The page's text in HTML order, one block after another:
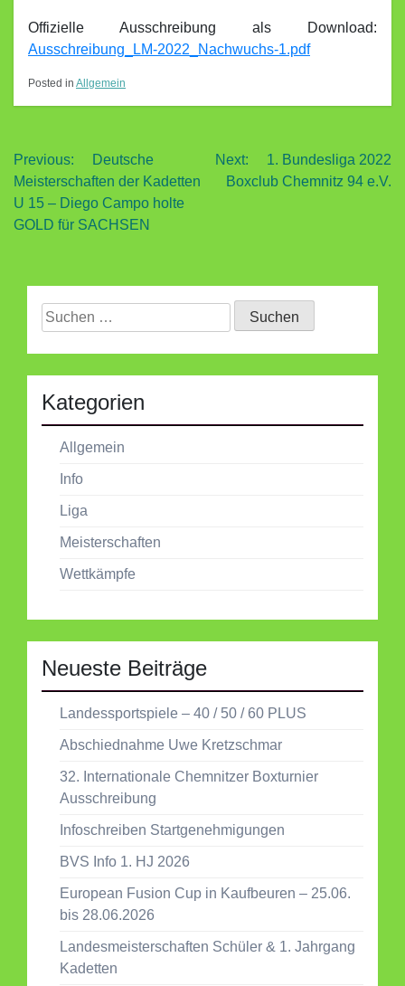
Offizielle Ausschreibung als Download:
Ausschreibung_LM-2022_Nachwuchs-1.pdf
Posted in Allgemein
Beitragsnavigation
Previous:
Deutsche
Meisterschaften der Kadetten
U 15 – Diego Campo holte
GOLD für SACHSEN
Next:
1. Bundesliga 2022
Boxclub Chemnitz 94 e.V.
Suchen
nach:
Kategorien
Allgemein
Info
Liga
Meisterschaften
Wettkämpfe
Neueste Beiträge
Landessportspiele – 40 / 50 / 60 PLUS
Abschiednahme Uwe Kretzschmar
32. Internationale Chemnitzer Boxturnier
Ausschreibung
Infoschreiben Startgenehmigungen
BVS Info 1. HJ 2026
European Fusion Cup in Kaufbeuren – 25.06.
bis 28.06.2026
Landesmeisterschaften Schüler & 1. Jahrgang
Kadetten